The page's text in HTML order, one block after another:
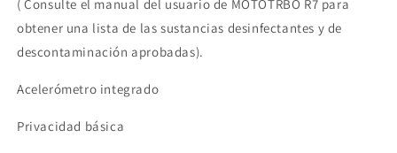
( Consulte el manual del usuario de MOTOTRBO R7 para
obtener una lista de las sustancias desinfectantes y de
descontaminación aprobadas).
Acelerómetro integrado
Privacidad básica